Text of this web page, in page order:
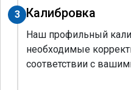
3 Калибровка
Наш профильный
необходимые
соответствии с